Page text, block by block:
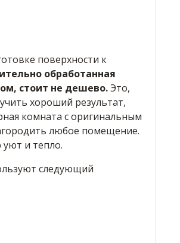
поверхности к
обработанная
стоит не дешево.Это,
хороший результат,
комната с оригинальным
любое помещение.
уют и тепло.
следующий